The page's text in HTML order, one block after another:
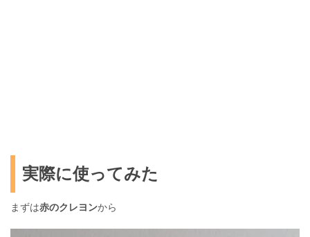
実際に使ってみた
まずは赤のクレヨンから